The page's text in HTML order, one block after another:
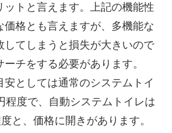
ットと言えます。上記の機能性
価格とも言えますが、多機能な
してしまうと損失が大きいので
チをする必要があります。
安としては通常のシステムトイ
程度で、自動システムトイレは
と、価格に開きがあります。